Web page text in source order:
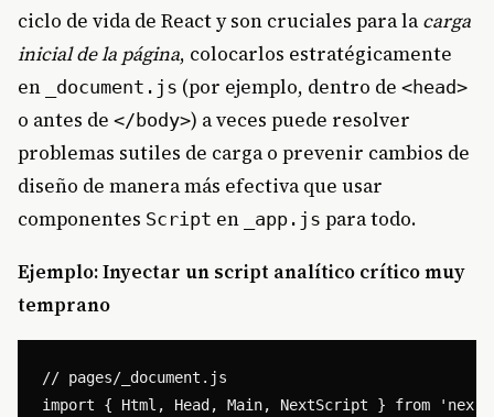
ciclo de vida de React y son cruciales para lacarga
inicial de la página, colocarlos estratégicamente
en
_document.js (por ejemplo, dentro de <head>
o antes de </body>) a veces puede resolver
problemas sutiles de carga o prevenir cambios de
diseño de manera más efectiva que usar
componentes Script en _app.js para todo.
Ejemplo: Inyectar un script analítico crítico muy
temprano
// pages/_document.js
import { Html, Head, Main, NextScript } from 'next/